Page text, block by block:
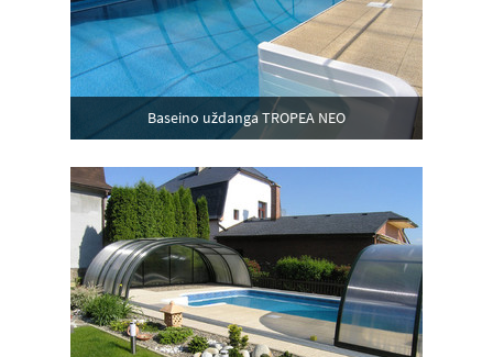
Baseino uždanga TROPEA NEO